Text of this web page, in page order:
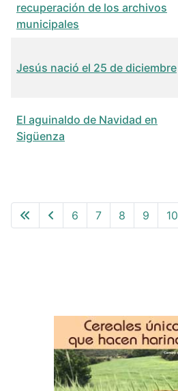
recuperación de los archivos
municipales
Jesús nació el 25 de diciembre
El aguinaldo de Navidad en
Sigüenza
6 7 8 9 10